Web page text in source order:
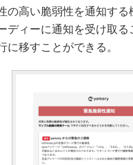
の高い脆弱性を通知す
ディーに通知を受け取
に移すことができる。